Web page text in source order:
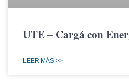
UTE – Cargá con
LEER MÁS >>